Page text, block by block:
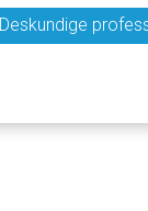
Deskundige